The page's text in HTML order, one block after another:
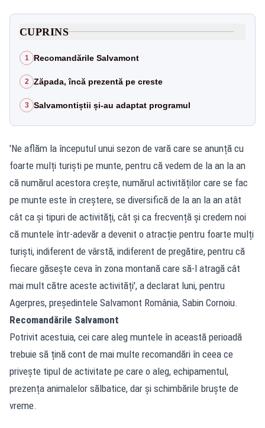
CUPRINS
1 Recomandările Salvamont
2 Zăpada, încă prezentă pe creste
3 Salvamontiștii și-au adaptat programul
'Ne aflăm la începutul unui sezon de vară care se anunță cu
foarte mulți turiști pe munte, pentru că vedem de la an la an
că numărul acestora crește, numărul activităților care se fac
pe munte este în creștere, se diversifică de la an la an atât
cât ca și tipuri de activități, cât și ca frecvență și credem noi
că muntele într-adevăr a devenit o atracție pentru foarte mulți
turiști, indiferent de vârstă, indiferent de pregătire, pentru că
fiecare găsește ceva în zona montană care să-l atragă cât
mai mult către aceste activități', a declarat luni, pentru
Agerpres, președintele Salvamont România, Sabin Cornoiu.
Recomandările Salvamont
Potrivit acestuia, cei care aleg muntele în această perioadă
trebuie să țină cont de mai multe recomandări în ceea ce
privește tipul de activitate pe care o aleg, echipamentul,
prezența animalelor sălbatice, dar și schimbările bruște de
vreme.